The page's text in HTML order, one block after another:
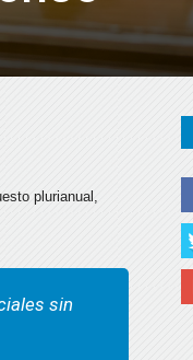
plurianual,
sin